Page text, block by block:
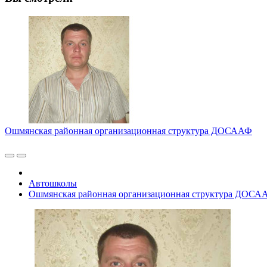
Ошмянская районная организационная структура ДОСААФ
Автошколы
Ошмянская районная организационная структура